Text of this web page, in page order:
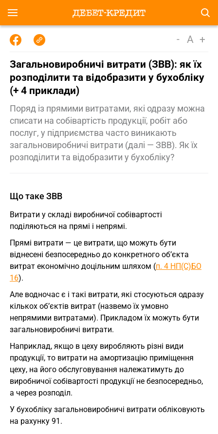
- A +
Загальновиробничі витрати (ЗВВ): як їх
розподілити та відобразити у бухобліку
(+ 4 приклади)
Поряд із прямими витратами, які одразу можна
списати на собівартість продукції, робіт або
послуг, у підприємства часто виникають
загальновиробничі витрати (далі — ЗВВ). Як їх
розподілити та відобразити у бухобліку?
Що таке ЗВВ
Витрати у складі виробничої собівартості
поділяються на прямі і непрямі.
Прямі витрати — це витрати, що можуть бути
віднесені безпосередньо до конкретного об’єкта
витрат економічно доцільним шляхом (п. 4 НП(С)БО
16).
Але водночас є і такі витрати, які стосуються одразу
кількох об’єктів витрат (назвемо їх умовно
непрямими витратами). Прикладом їх можуть бути
загальновиробничі витрати.
Наприклад, якщо в цеху виробляють різні види
продукції, то витрати на амортизацію приміщення
цеху, на його обслуговування належатимуть до
виробничої собівартості продукції не безпосередньо,
а через розподіл.
У бухобліку загальновиробничі витрати обліковують
на рахунку 91.